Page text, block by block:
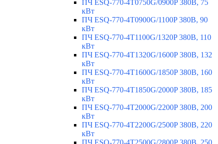
ПЧ ESQ-770-4T0750G/0900P 380В, 75
кВт
ПЧ ESQ-770-4T0900G/1100P 380В, 90
кВт
ПЧ ESQ-770-4T1100G/1320P 380В, 110
кВт
ПЧ ESQ-770-4T1320G/1600P 380В, 132
кВт
ПЧ ESQ-770-4T1600G/1850P 380В, 160
кВт
ПЧ ESQ-770-4T1850G/2000P 380В, 185
кВт
ПЧ ESQ-770-4T2000G/2200P 380В, 200
кВт
ПЧ ESQ-770-4T2200G/2500P 380В, 220
кВт